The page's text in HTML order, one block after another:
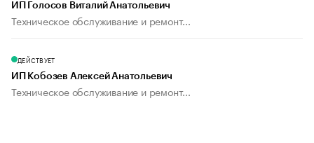
ИП Голосов Виталий Анатольевич
Техническое обслуживание и ремонт...
ДЕЙСТВУЕТ
ИП Кобозев Алексей Анатольевич
Техническое обслуживание и ремонт...